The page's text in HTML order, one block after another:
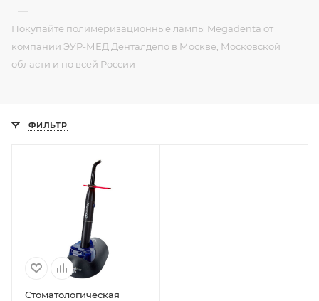
—
Покупайте полимеризационные лампы Megadenta от
компании ЭУР-МЕД Денталдепо в Москве, Московской
области и по всей России
ФИЛЬТР
Стоматологическая